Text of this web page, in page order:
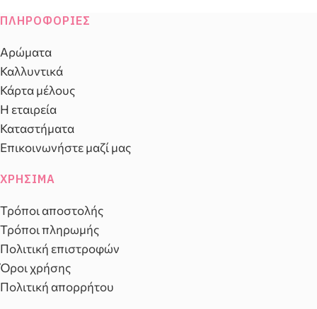
ΠΛΗΡΟΦΟΡΊΕΣ
Αρώματα
Καλλυντικά
Κάρτα μέλους
Η εταιρεία
Καταστήματα
Επικοινωνήστε μαζί μας
ΧΡΉΣΙΜΑ
Τρόποι αποστολής
Τρόποι πληρωμής
Πολιτική επιστροφών
Όροι χρήσης
Πολιτική απορρήτου